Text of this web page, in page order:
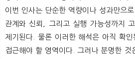
이번 인사는 단순한 역량이나 성과만으
관계와 신뢰, 그리고 실행 가능성까지
제기된다. 물론 이러한 해석은 아직 확인
접근해야 할 영역이다. 그러나 분명한 것